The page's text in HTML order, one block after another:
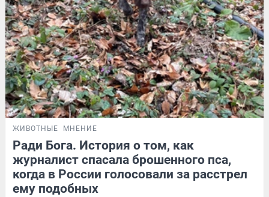
ЖИВОТНЫЕ МНЕНИЕ
Ради Бога. История о том, как
журналист спасала брошенного пса,
когда в России голосовали за расстрел
ему подобных